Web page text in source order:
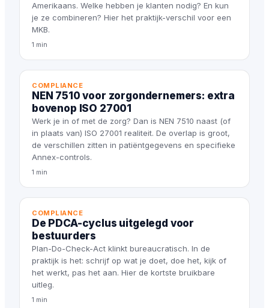
Amerikaans. Welke hebben je klanten nodig? En kun
je ze combineren? Hier het praktijk-verschil voor een
MKB.
1 min
COMPLIANCE
NEN 7510 voor zorgondernemers: extra
bovenop ISO 27001
Werk je in of met de zorg? Dan is NEN 7510 naast (of
in plaats van) ISO 27001 realiteit. De overlap is groot,
de verschillen zitten in patiëntgegevens en specifieke
Annex-controls.
1 min
COMPLIANCE
De PDCA-cyclus uitgelegd voor
bestuurders
Plan-Do-Check-Act klinkt bureaucratisch. In de
praktijk is het: schrijf op wat je doet, doe het, kijk of
het werkt, pas het aan. Hier de kortste bruikbare
uitleg.
1 min